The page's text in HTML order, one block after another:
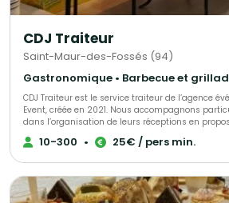
CDJ Traiteur
Saint-Maur-des-Fossés (94)
CDJ Traiteur est le service traiteur de l’agence
Event, créée en 2021. Nous accompagnons
dans l’organisation de leurs réceptions en
culinaires sur mesure, adaptées à chaque projet. Issu du savoir-faire de
notre agence événementielle, CDJ Traiteur
unique, fidèle à votre image et à vos envies. Notre force réside dans notre
capacité à proposer du sur-mesure. Nous ne
10-300 • 25€ / pers min.